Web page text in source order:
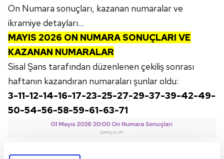
On Numara sonuçları, kazanan numaralar ve
ikramiye detayları...
MAYIS 2026 ON NUMARA SONUÇLARI VE
KAZANAN NUMARALAR
Sisal Şans tarafından düzenlenen çekiliş sonrası
haftanın kazandıran numaraları şunlar oldu:
3-11-12-14-16-17-23-25-27-29-37-39-42-49-
50-54-56-58-59-61-63-71